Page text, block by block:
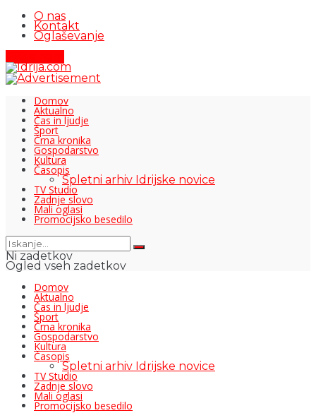
O nas
Kontakt
Oglaševanje
Domov
Aktualno
Čas in ljudje
Šport
Črna kronika
Gospodarstvo
Kultura
Časopis
Spletni arhiv Idrijske novice
TV Studio
Zadnje slovo
Mali oglasi
Promocijsko besedilo
Ni zadetkov
Ogled vseh zadetkov
Domov
Aktualno
Čas in ljudje
Šport
Črna kronika
Gospodarstvo
Kultura
Časopis
Spletni arhiv Idrijske novice
TV Studio
Zadnje slovo
Mali oglasi
Promocijsko besedilo